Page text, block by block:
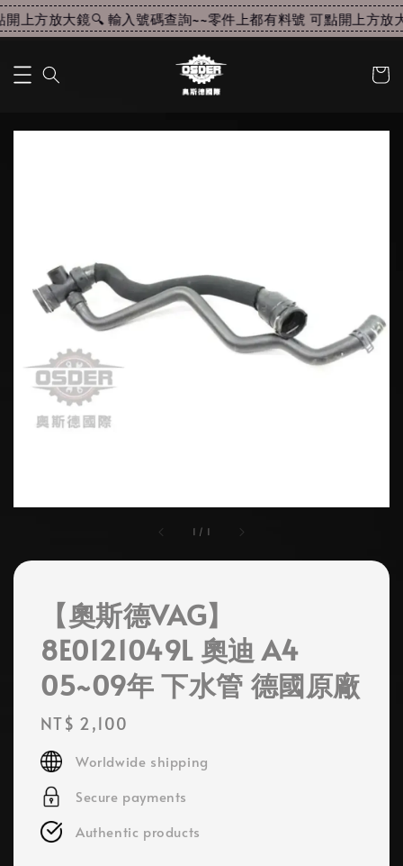
上方放大鏡🔍 輸入號碼查詢~~零件上都有料號 可點開上方放
1 / 1
【奧斯德VAG】
8E0121049L 奧迪 A4
05~09年 下水管 德國原廠
Regular
price
NT$ 2,100
Worldwide shipping
Secure payments
Authentic products